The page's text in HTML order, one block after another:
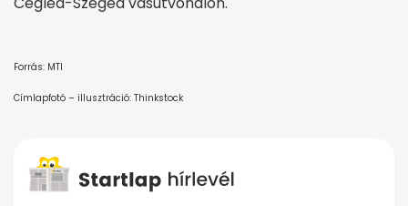
Forrás: MTI
Címlapfotó – illusztráció: Thinkstock